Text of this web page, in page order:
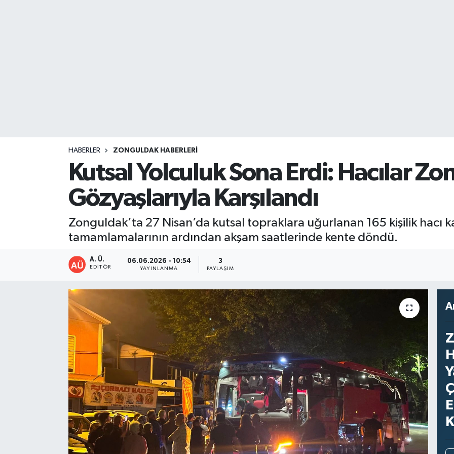
HABERLER ZONGULDAK HABERLERI
Kutsal Yolculuk Sona Erdi: Hacılar
Gözyaşlarıyla Karşılandı
Zonguldak’ta 27 Nisan’da kutsal topraklara uğurlanan 165 kişilik hacı
tamamlamalarının ardından akşam saatlerinde kente döndü.
A. Ü.
EDITÖR
06.06.2026 - 10:54
YAYINLANMA
3
PAYLAŞIM
KASTAMONU